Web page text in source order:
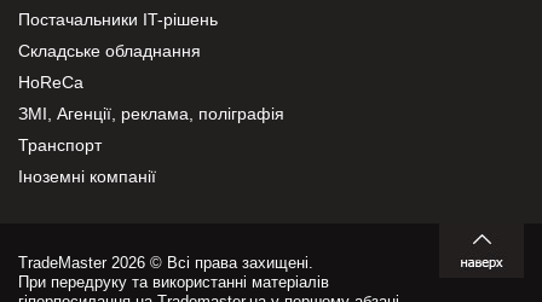
Постачальники IT-рішень
Складське обладнання
HoReCa
ЗМІ, Агенції, реклама, поліграфія
Транспорт
Іноземні компанії
TradeMaster 2026 © Всі права захищені.
При передруку та використанні матеріалів